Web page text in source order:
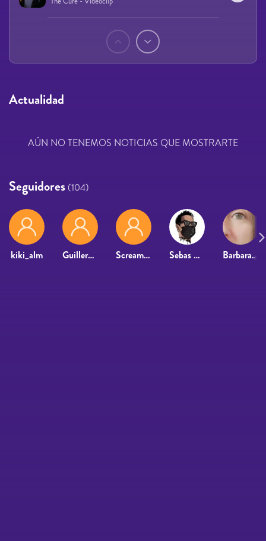
Actualidad
AÚN NO TENEMOS NOTICIAS QUE MOSTRARTE
Seguidores (104)
kiki_alm Guillermo Dominguez Screamadelico Sebas Ospina Barbara Lanneau